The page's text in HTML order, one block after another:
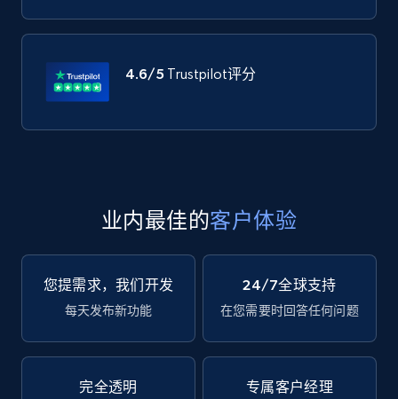
4.6/5 Trustpilot评分
业内最佳的客户体验
您提需求，我们开发
每天发布新功能
24/7全球支持
在您需要时回答任何问题
完全透明 专属客户经理